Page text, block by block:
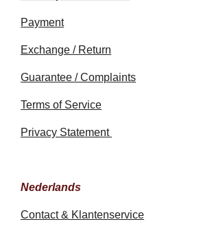
Payment
Exchange / Return
Guarantee / Complaints
Terms of Service
Privacy Statement
Nederlands
Contact & Klantenservice